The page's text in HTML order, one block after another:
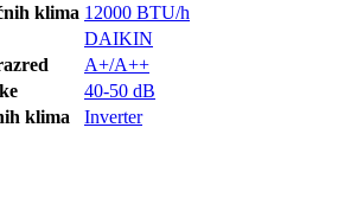
klima 12000 BTU/h
DAIKIN
A+/A++
40-50 dB
klima
Inverter